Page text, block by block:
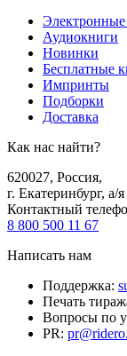
Аудиокниги
Новинки
Бесплатные
Импринты
Подборки
Доставка
Как нас найти?
620027, Россия,
г. Екатеринбург, а/
Контактный
8 800 500 11 67
Написать нам
Поддержка:
Печать
Вопросы по
PR: